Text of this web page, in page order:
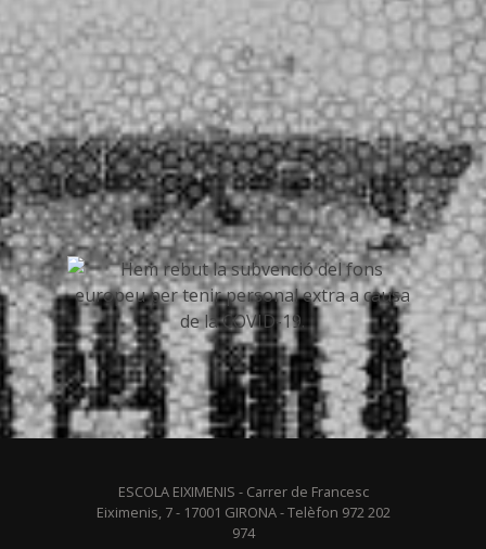
ESCOLA EIXIMENIS - Carrer de Francesc
Eiximenis, 7 - 17001 GIRONA - Telèfon 972 202
974